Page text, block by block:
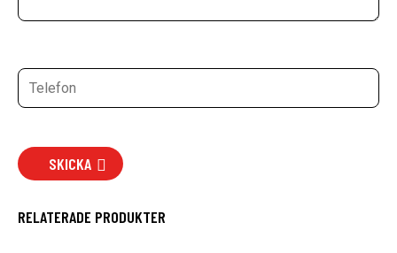
SKICKA
RELATERADE PRODUKTER